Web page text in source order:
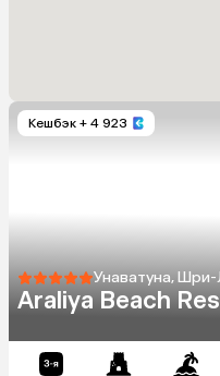
Кешбэк + 4 923
Унаватуна,
Araliya Beach